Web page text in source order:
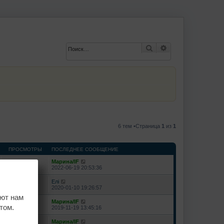
Поиск
6 тем •Страница 1 из 1
ПРОСМОТРЫ ПОСЛЕДНЕЕ СООБЩЕНИЕ
Марина/IF
2022-06-19 20:53:36
Елі
2020-01-10 19:26:57
Марина/IF
2019-11-19 13:45:16
Марина/IF
нам